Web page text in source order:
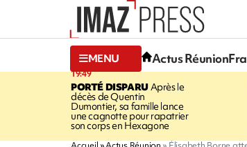
MENU Actus Réunion
19:49
PORTÉ DISPARUAprès le
décès de Quentin
Dumontier, sa famille lance
une cagnotte pour rapatrier
son corps en Hexagone